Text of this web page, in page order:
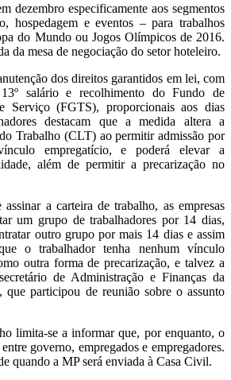
dezembro especificamente aos segmentos
hospedagem e eventos – para trabalhos
do Mundo ou Jogos Olímpicos de 2016.
da mesa de negociação do setor hoteleiro.
dos direitos garantidos em lei, com
salário e recolhimento do Fundo de
Serviço (FGTS), proporcionais aos dias
destacam que a medida altera a
Trabalho (CLT) ao permitir admissão por
empregatício, e poderá elevar a
além de permitir a precarização no
assinar a carteira de trabalho, as empresas
um grupo de trabalhadores por 14 dias,
outro grupo por mais 14 dias e assim
o trabalhador tenha nenhum vínculo
outra forma de precarização, e talvez a
de Administração e Finanças da
participou de reunião sobre o assunto
limita-se a informar que, por enquanto, o
governo, empregados e empregadores.
quando a MP será enviada à Casa Civil.